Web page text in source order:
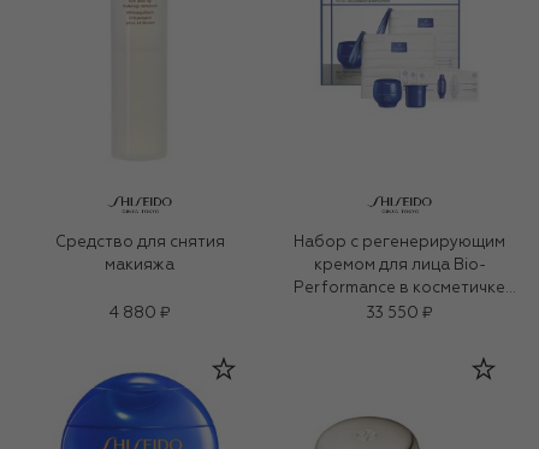
Средство для снятия
макияжа
4 880 ₽
Набор с регенерирующим
кремом для лица Bio-
Performance в косметичке
(2x50+6x1ml)
33 550 ₽